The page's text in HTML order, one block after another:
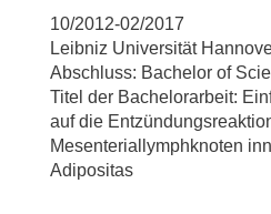
10/2012-02/2017
Leibniz Universität
Abschluss: Bachelor of
Titel der Bachelorarbeit:
auf die
Mesenteriallymphknoten
Adipositas